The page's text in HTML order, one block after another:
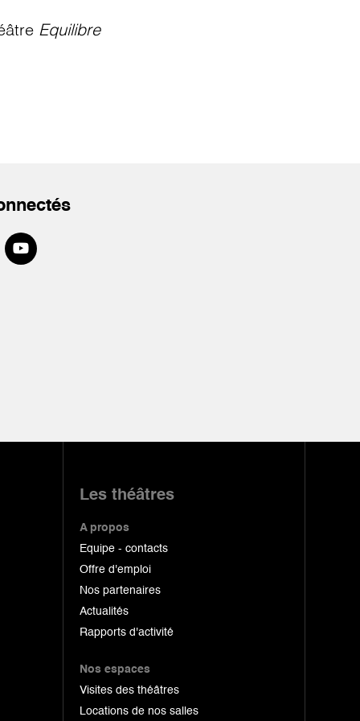
Equilibre
Les théâtres
A propos
Equipe - contacts
Offre d'emploi
Nos partenaires
Actualités
Rapports d'activité
Nos espaces
Visites des théâtres
Locations de nos salles